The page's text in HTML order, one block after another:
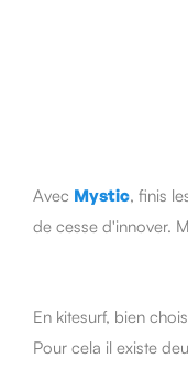
Avec Mystic, finis
de cesse d'innover.
En kitesurf, bien
Pour cela il existe